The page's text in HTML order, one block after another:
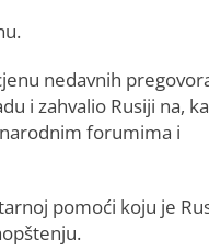
nedavnih
i zahvalio Rusiji na,
forumima i
pomoći koju je